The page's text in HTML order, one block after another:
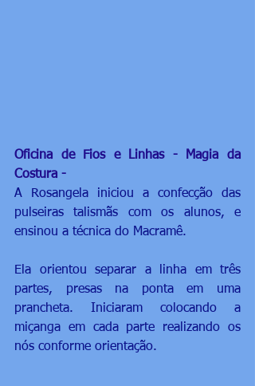
Oficina de Fios e Linhas - Magia da
Costura -
A Rosangela iniciou a confecção das
pulseiras talismãs com os alunos, e
ensinou a técnica do Macramê.
Ela orientou separar a linha em três
partes, presas na ponta em uma
prancheta. Iniciaram colocando a
miçanga em cada parte realizando os
nós conforme orientação.